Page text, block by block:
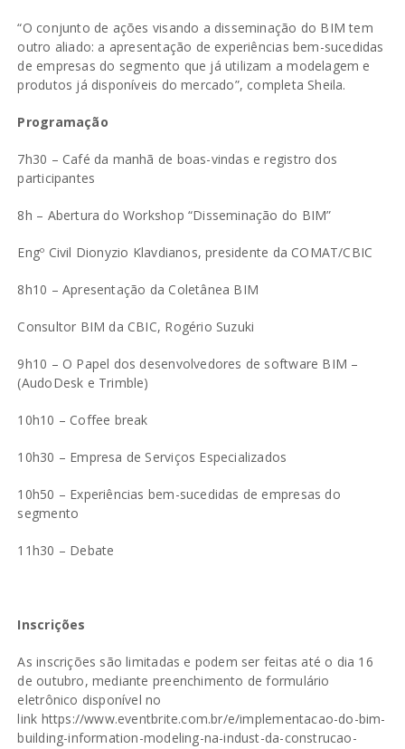
“O conjunto de ações visando a disseminação do BIM tem
outro aliado: a apresentação de experiências bem-sucedidas
de empresas do segmento que já utilizam a modelagem e
produtos já disponíveis do mercado”, completa Sheila.
Programação
7h30 – Café da manhã de boas-vindas e registro dos
participantes
8h – Abertura do Workshop “Disseminação do BIM”
Engº Civil Dionyzio Klavdianos, presidente da COMAT/CBIC
8h10 – Apresentação da Coletânea BIM
Consultor BIM da CBIC, Rogério Suzuki
9h10 – O Papel dos desenvolvedores de software BIM –
(AudoDesk e Trimble)
10h10 – Coffee break
10h30 – Empresa de Serviços Especializados
10h50 – Experiências bem-sucedidas de empresas do
segmento
11h30 – Debate
Inscrições
As inscrições são limitadas e podem ser feitas até o dia 16
de outubro, mediante preenchimento de formulário
eletrônico disponível no
link https://www.eventbrite.com.br/e/implementacao-do-bim-
building-information-modeling-na-indust-da-construcao-